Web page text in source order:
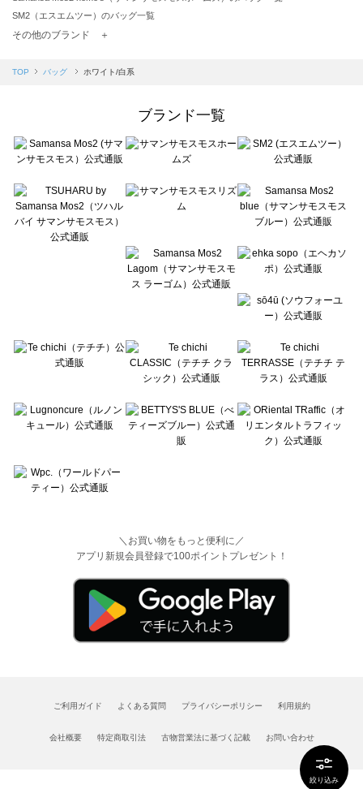
絞り込み
SM2（エスエムツー）のバッグ一覧
TSUHARU by Samansa Mos2（ツハルバイサマンサモスモス）のバッグ一覧
Samansa Mos2 blue（サマンサモスモス ブルー）のバッグ一覧
sō4ū（ソウフォーユー）のバッグ一覧
Te chichi（テチチ）のバッグ一覧
Te chichi CLASSIC（テチチ クラシック）のバッグ一覧
Lugnoncure（ルノンキュール）のバッグ一覧
BETTY'S BLUE（べティーズブルー）のバッグ一覧
Wpc.（ワールドパーティー）のバッグ一覧
その他のブランド ＋
TOP バッグ ホワイト/白系
ブランド一覧
＼お買い物をもっと便利に／
アプリ新規会員登録で100ポイントプレゼント！
ご利用ガイド よくある質問 プライバシーポリシー 利用規約
会社概要 特定商取引法 古物営業法に基づく記載 お問い合わせ